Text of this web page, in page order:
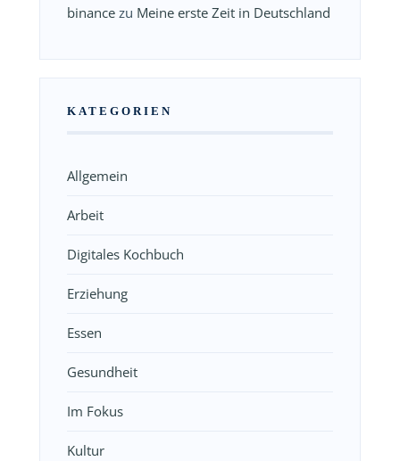
binance zu Meine erste Zeit in Deutschland
KATEGORIEN
Allgemein
Arbeit
Digitales Kochbuch
Erziehung
Essen
Gesundheit
Im Fokus
Kultur